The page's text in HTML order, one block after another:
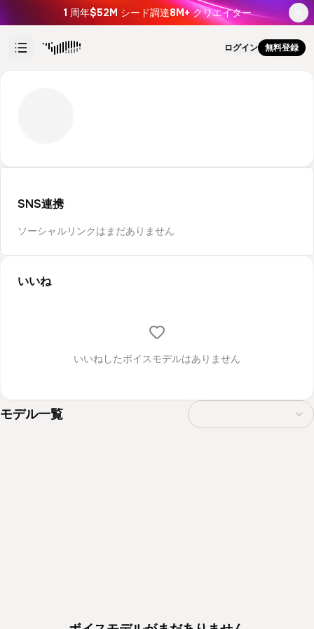
1 周年$52M シード調達8M+ クリエイター
ログイン 無料登録
SNS連携
ソーシャルリンクはまだありません
いいね
いいねしたボイスモデルはありません
モデル一覧